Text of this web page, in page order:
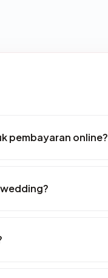
pembayaran online?